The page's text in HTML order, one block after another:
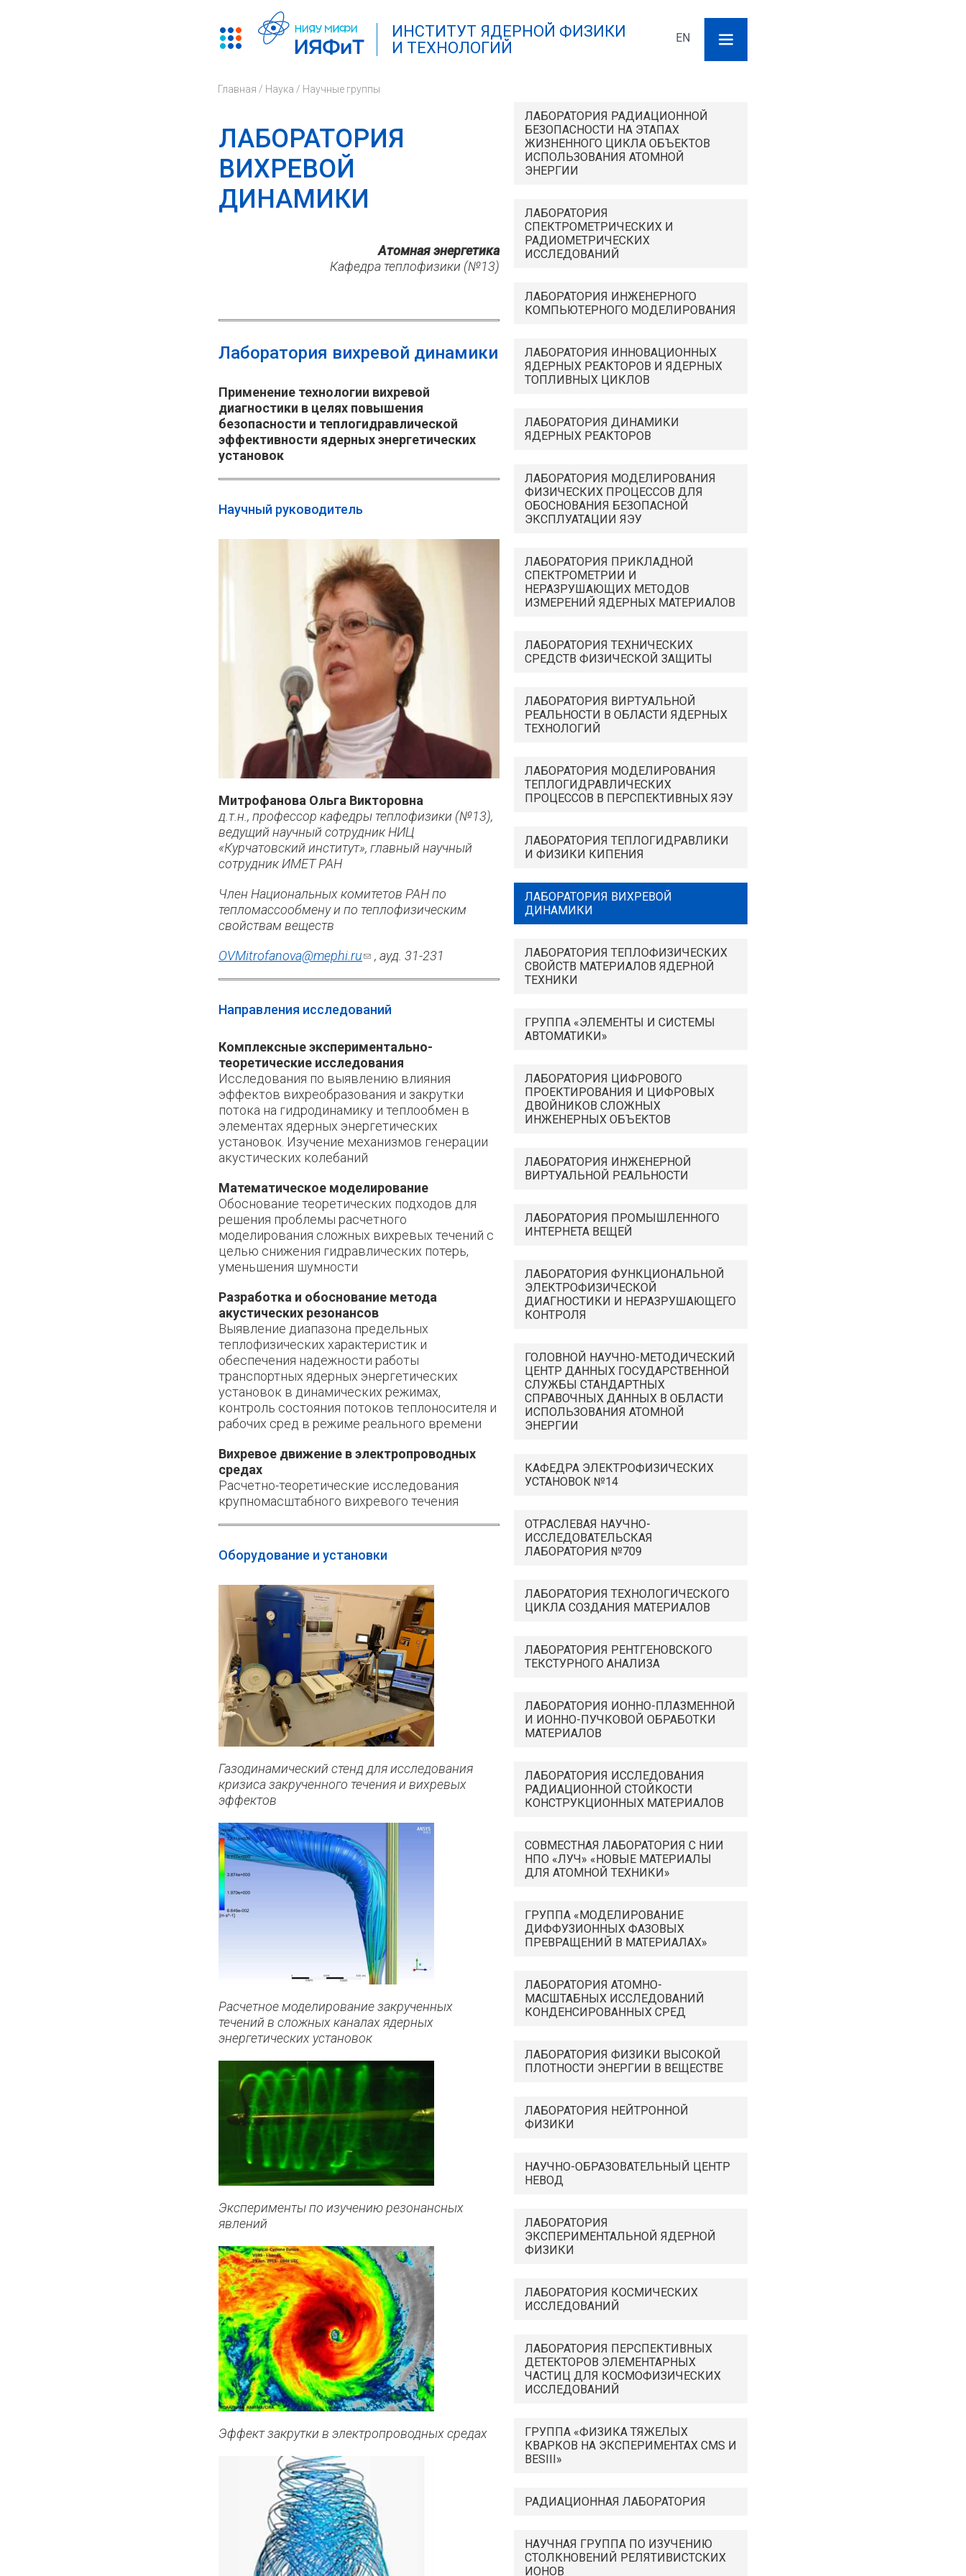
ИНСТИТУТ ЯДЕРНОЙ ФИЗИКИ
И ТЕХНОЛОГИЙ
EN
Главная / Наука / Научные группы
ЛАБОРАТОРИЯ РАДИАЦИОННОЙ
БЕЗОПАСНОСТИ НА ЭТАПАХ
ЖИЗНЕННОГО ЦИКЛА ОБЪЕКТОВ
ИСПОЛЬЗОВАНИЯ АТОМНОЙ
ЭНЕРГИИ
ЛАБОРАТОРИЯ
СПЕКТРОМЕТРИЧЕСКИХ И
РАДИОМЕТРИЧЕСКИХ
ИССЛЕДОВАНИЙ
ЛАБОРАТОРИЯ ИНЖЕНЕРНОГО
КОМПЬЮТЕРНОГО МОДЕЛИРОВАНИЯ
ЛАБОРАТОРИЯ ИННОВАЦИОННЫХ
ЯДЕРНЫХ РЕАКТОРОВ И ЯДЕРНЫХ
ТОПЛИВНЫХ ЦИКЛОВ
ЛАБОРАТОРИЯ ДИНАМИКИ
ЯДЕРНЫХ РЕАКТОРОВ
ЛАБОРАТОРИЯ МОДЕЛИРОВАНИЯ
ФИЗИЧЕСКИХ ПРОЦЕССОВ ДЛЯ
ОБОСНОВАНИЯ БЕЗОПАСНОЙ
ЭКСПЛУАТАЦИИ ЯЭУ
ЛАБОРАТОРИЯ ПРИКЛАДНОЙ
СПЕКТРОМЕТРИИ И
НЕРАЗРУШАЮЩИХ МЕТОДОВ
ИЗМЕРЕНИЙ ЯДЕРНЫХ МАТЕРИАЛОВ
ЛАБОРАТОРИЯ ТЕХНИЧЕСКИХ
СРЕДСТВ ФИЗИЧЕСКОЙ ЗАЩИТЫ
ЛАБОРАТОРИЯ ВИРТУАЛЬНОЙ
РЕАЛЬНОСТИ В ОБЛАСТИ ЯДЕРНЫХ
ТЕХНОЛОГИЙ
ЛАБОРАТОРИЯ МОДЕЛИРОВАНИЯ
ТЕПЛОГИДРАВЛИЧЕСКИХ
ПРОЦЕССОВ В ПЕРСПЕКТИВНЫХ ЯЭУ
ЛАБОРАТОРИЯ ТЕПЛОГИДРАВЛИКИ
И ФИЗИКИ КИПЕНИЯ
ЛАБОРАТОРИЯ ВИХРЕВОЙ
ДИНАМИКИ
ЛАБОРАТОРИЯ ТЕПЛОФИЗИЧЕСКИХ
СВОЙСТВ МАТЕРИАЛОВ ЯДЕРНОЙ
ТЕХНИКИ
ГРУППА «ЭЛЕМЕНТЫ И СИСТЕМЫ
АВТОМАТИКИ»
ЛАБОРАТОРИЯ ЦИФРОВОГО
ПРОЕКТИРОВАНИЯ И ЦИФРОВЫХ
ДВОЙНИКОВ СЛОЖНЫХ
ИНЖЕНЕРНЫХ ОБЪЕКТОВ
ЛАБОРАТОРИЯ ИНЖЕНЕРНОЙ
ВИРТУАЛЬНОЙ РЕАЛЬНОСТИ
ЛАБОРАТОРИЯ ПРОМЫШЛЕННОГО
ИНТЕРНЕТА ВЕЩЕЙ
ЛАБОРАТОРИЯ ФУНКЦИОНАЛЬНОЙ
ЭЛЕКТРОФИЗИЧЕСКОЙ
ДИАГНОСТИКИ И НЕРАЗРУШАЮЩЕГО
КОНТРОЛЯ
ГОЛОВНОЙ НАУЧНО-МЕТОДИЧЕСКИЙ
ЦЕНТР ДАННЫХ ГОСУДАРСТВЕННОЙ
СЛУЖБЫ СТАНДАРТНЫХ
СПРАВОЧНЫХ ДАННЫХ В ОБЛАСТИ
ИСПОЛЬЗОВАНИЯ АТОМНОЙ
ЭНЕРГИИ
КАФЕДРА ЭЛЕКТРОФИЗИЧЕСКИХ
УСТАНОВОК №14
ОТРАСЛЕВАЯ НАУЧНО-
ИССЛЕДОВАТЕЛЬСКАЯ
ЛАБОРАТОРИЯ №709
ЛАБОРАТОРИЯ ТЕХНОЛОГИЧЕСКОГО
ЦИКЛА СОЗДАНИЯ МАТЕРИАЛОВ
ЛАБОРАТОРИЯ РЕНТГЕНОВСКОГО
ТЕКСТУРНОГО АНАЛИЗА
ЛАБОРАТОРИЯ ИОННО-ПЛАЗМЕННОЙ
И ИОННО-ПУЧКОВОЙ ОБРАБОТКИ
МАТЕРИАЛОВ
ЛАБОРАТОРИЯ ИССЛЕДОВАНИЯ
РАДИАЦИОННОЙ СТОЙКОСТИ
КОНСТРУКЦИОННЫХ МАТЕРИАЛОВ
СОВМЕСТНАЯ ЛАБОРАТОРИЯ С НИИ
НПО «ЛУЧ» «НОВЫЕ МАТЕРИАЛЫ
ДЛЯ АТОМНОЙ ТЕХНИКИ»
ГРУППА «МОДЕЛИРОВАНИЕ
ДИФФУЗИОННЫХ ФАЗОВЫХ
ПРЕВРАЩЕНИЙ В МАТЕРИАЛАХ»
ЛАБОРАТОРИЯ АТОМНО-
МАСШТАБНЫХ ИССЛЕДОВАНИЙ
КОНДЕНСИРОВАННЫХ СРЕД
ЛАБОРАТОРИЯ ФИЗИКИ ВЫСОКОЙ
ПЛОТНОСТИ ЭНЕРГИИ В ВЕЩЕСТВЕ
ЛАБОРАТОРИЯ НЕЙТРОННОЙ
ФИЗИКИ
НАУЧНО-ОБРАЗОВАТЕЛЬНЫЙ ЦЕНТР
НЕВОД
ЛАБОРАТОРИЯ
ЭКСПЕРИМЕНТАЛЬНОЙ ЯДЕРНОЙ
ФИЗИКИ
ЛАБОРАТОРИЯ КОСМИЧЕСКИХ
ИССЛЕДОВАНИЙ
ЛАБОРАТОРИЯ ПЕРСПЕКТИВНЫХ
ДЕТЕКТОРОВ ЭЛЕМЕНТАРНЫХ
ЧАСТИЦ ДЛЯ КОСМОФИЗИЧЕСКИХ
ИССЛЕДОВАНИЙ
ГРУППА «ФИЗИКА ТЯЖЕЛЫХ
КВАРКОВ НА ЭКСПЕРИМЕНТАХ CMS И
BESIII»
РАДИАЦИОННАЯ ЛАБОРАТОРИЯ
НАУЧНАЯ ГРУППА ПО ИЗУЧЕНИЮ
СТОЛКНОВЕНИЙ РЕЛЯТИВИСТСКИХ
ИОНОВ
ЛАБОРАТОРИЯ
ВИХРЕВОЙ
ДИНАМИКИ
Атомная энергетика
Кафедра теплофизики (№13)
Лаборатория вихревой динамики
Применение технологии вихревой
диагностики в целях повышения
безопасности и теплогидравлической
эффективности ядерных энергетических
установок
Научный руководитель
Митрофанова Ольга Викторовна
д.т.н., профессор кафедры теплофизики (№13),
ведущий научный сотрудник НИЦ
«Курчатовский институт», главный научный
сотрудник ИМЕТ РАН
Член Национальных комитетов РАН по
тепломассообмену и по теплофизическим
свойствам веществ
OVMitrofanova@mephi.ru(ссылка для отправки
, ауд. 31-231
Направления исследований
Комплексные экспериментально-
теоретические исследования
Исследования по выявлению влияния
эффектов вихреобразования и закрутки
потока на гидродинамику и теплообмен в
элементах ядерных энергетических
установок. Изучение механизмов генерации
акустических колебаний
Математическое моделирование
Обоснование теоретических подходов для
решения проблемы расчетного
моделирования сложных вихревых течений с
целью снижения гидравлических потерь,
уменьшения шумности
Разработка и обоснование метода
акустических резонансов
Выявление диапазона предельных
теплофизических характеристик и
обеспечения надежности работы
транспортных ядерных энергетических
установок в динамических режимах,
контроль состояния потоков теплоносителя и
рабочих сред в режиме реального времени
Вихревое движение в электропроводных
средах
Расчетно-теоретические исследования
крупномасштабного вихревого течения
Оборудование и установки
Газодинамический стенд для исследования
кризиса закрученного течения и вихревых
эффектов
Расчетное моделирование закрученных
течений в сложных каналах ядерных
энергетических установок
Эксперименты по изучению резонансных
явлений
Эффект закрутки в электропроводных средах